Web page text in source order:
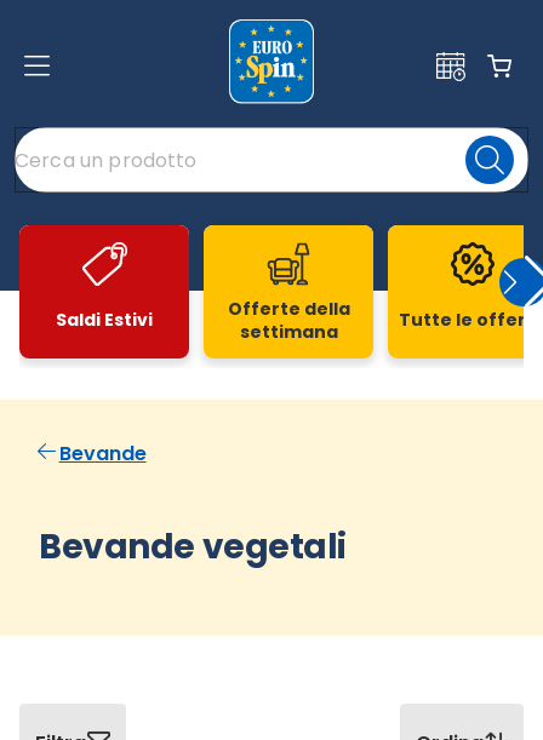
Saldi Estivi
Offerte della
settimana
Tutte le
Bevande
Bevande vegetali